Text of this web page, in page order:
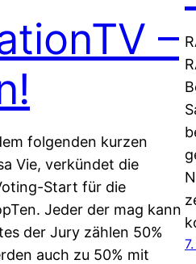
–
folgenden kurzen
Vie, verkündet die
Start für die
Jeder der mag kann
der Jury zählen 50%
auch zu 50% mit